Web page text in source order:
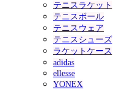
テニスラケット
テニスボール
テニスウェア
テニスシューズ
ラケットケース
adidas
ellesse
YONEX